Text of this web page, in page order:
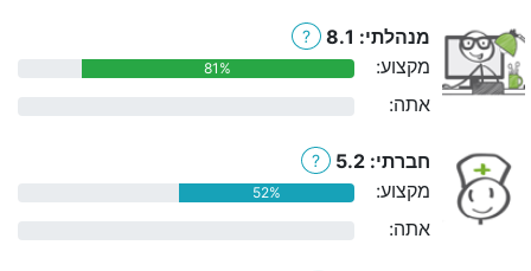
מנהלתי: 8.1 ?
מקצוע: 81%
אתה:
חברתי: 5.2 ?
מקצוע: 52%
אתה: